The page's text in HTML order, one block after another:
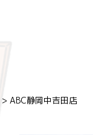
> ABC静岡中吉田店